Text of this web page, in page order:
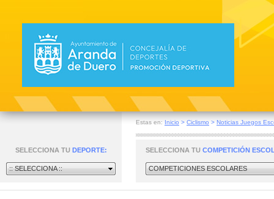
Estas en: Inicio > Ciclismo > Noticias Juegos
SELECCIONA TU DEPORTE:
:: SELECCIONA ::
SELECCIONA TU COMPETICIÓN
COMPETICIONES ESCOLARES